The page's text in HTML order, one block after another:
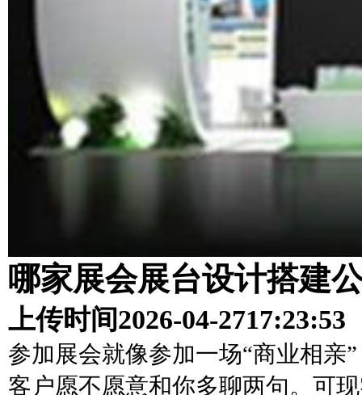
哪家展会展台设计搭建
上传时间2026-04-2717:23:53
参加展会就像参加一场“商业相亲
客户愿不愿意和你多聊两句。可